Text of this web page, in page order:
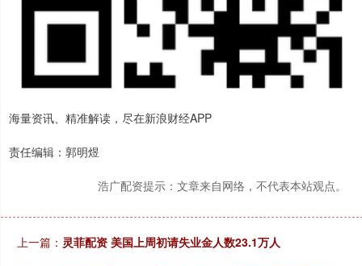
海量资讯、精准解读，尽在新浪财经APP
责任编辑：郭明煜
浩广配资提示：文章来自网络，不代表本站观点。
上一篇： 灵菲配资 美国上周初请失业金人数23.1万人